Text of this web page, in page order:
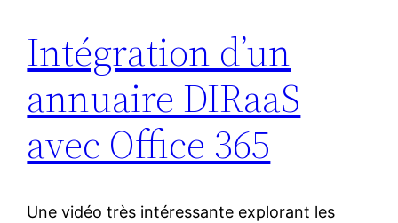
Intégration d’un
annuaire DIRaaS
avec Office 365
Une vidéo très intéressante explorant les